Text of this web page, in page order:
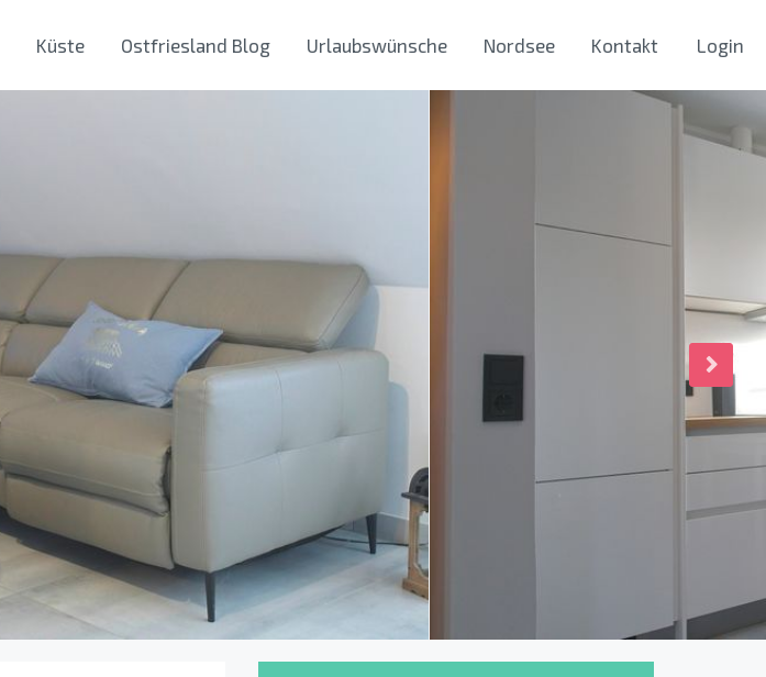
Küste Ostfriesland Blog Urlaubswünsche Nordsee Kontakt Login